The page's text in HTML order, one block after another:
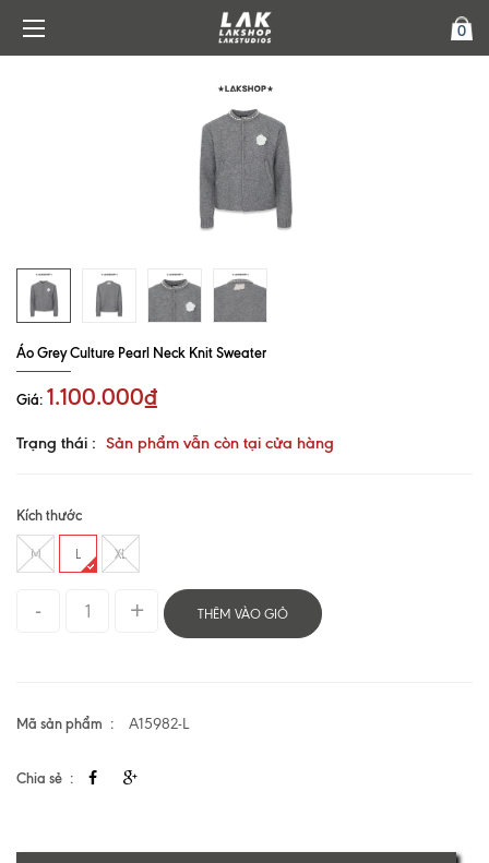
0
Áo Grey Culture Pearl Neck Knit Sweater
Giá: 1.100.000₫
Trạng thái : Sản phẩm vẫn còn tại cửa hàng
Kích thước
M L XL
THÊM VÀO GIỎ
Mã sản phẩm A15982-L
Chia sẻ